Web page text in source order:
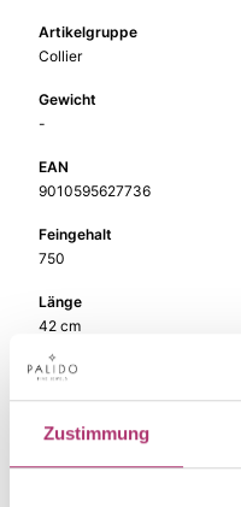
Zustimmung
Artikelgruppe
Collier
Gewicht
-
EAN
9010595627736
Feingehalt
750
Länge
42 cm
Steinart
Breite